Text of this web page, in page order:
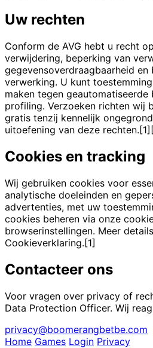
Uw rechten
Conform de AVG hebt u recht
verwijdering, beperking van
gegevensoverdraagbaarheid en
verwerking. U kunt
maken tegen geautomatiseerde
profiling. Verzoeken richten wij
gratis tenzij kennelijk
uitoefening van deze
Cookies en tracking
Wij gebruiken cookies voor
analytische doeleinden en
advertenties, met uw
cookies beheren via onze
browserinstellingen. Meer
Cookieverklaring.[1]
Contacteer ons
Voor vragen over privacy of
Data Protection Officer. Wij
privacy@boomerangbetbe.com
Home Games Login Privacy